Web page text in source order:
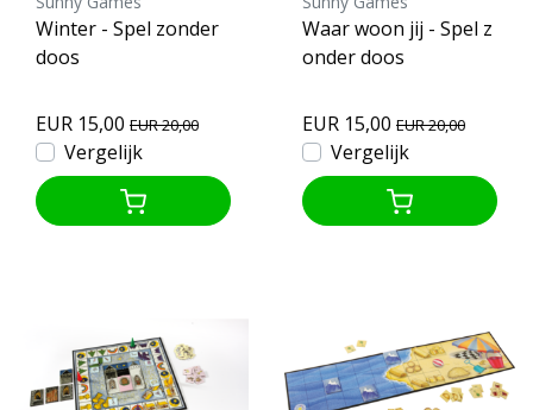
Winter - Spel zonder
doos
EUR 15,00 EUR 20,00
Vergelijk
Waar woon jij - Spel z
onder doos
EUR 15,00 EUR 20,00
Vergelijk